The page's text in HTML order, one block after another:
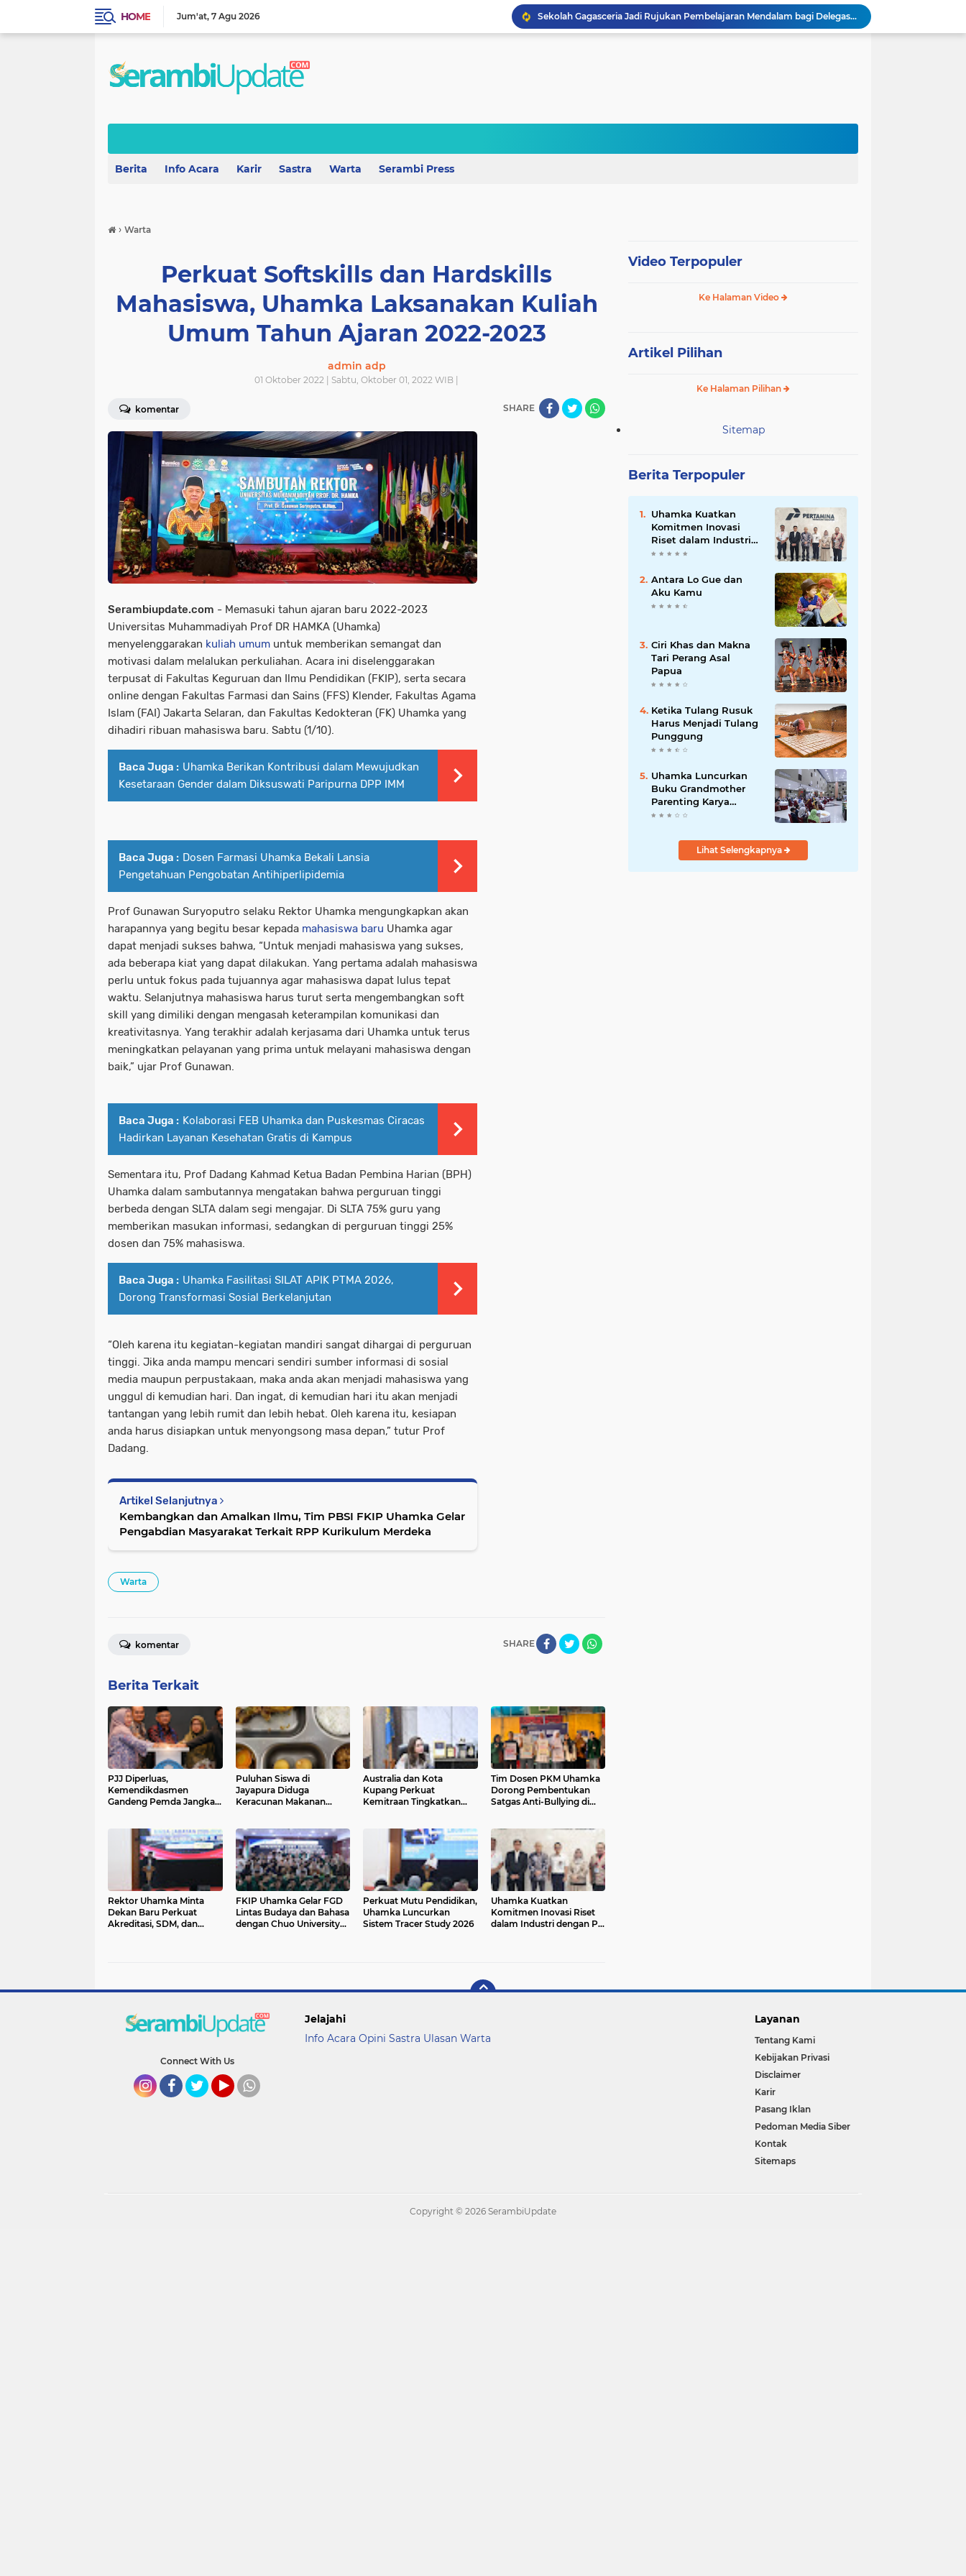
HOME Jum'at 7 Agu 2026
Sekolah Gagasceria Jadi Rujukan Pembelajaran Mendalam bagi Delegasi Malaysia
PJJ Diperluas, Kemendikdasmen Gandeng Pemda Jangkau Anak Tidak Sekolah
Uhamka Kuatkan Komitmen Inovasi Riset dalam Industri dengan PT. Pertamina
Berita Info Acara Karir Sastra Warta Serambi Press
› Warta
Perkuat Softskills dan Hardskills
Mahasiswa, Uhamka Laksanakan Kuliah
Umum Tahun Ajaran 2022-2023
admin adp
01 Oktober 2022 | Sabtu, Oktober 01, 2022 WIB |
komentar SHARE
Serambiupdate.com - Memasuki tahun ajaran baru 2022-2023
Universitas Muhammadiyah Prof DR HAMKA (Uhamka)
menyelenggarakan kuliah umum untuk memberikan semangat dan
motivasi dalam melalukan perkuliahan. Acara ini diselenggarakan
terpusat di Fakultas Keguruan dan Ilmu Pendidikan (FKIP), serta secara
online dengan Fakultas Farmasi dan Sains (FFS) Klender, Fakultas Agama
Islam (FAI) Jakarta Selaran, dan Fakultas Kedokteran (FK) Uhamka yang
dihadiri ribuan mahasiswa baru. Sabtu (1/10).
Baca Juga : Uhamka Berikan Kontribusi dalam Mewujudkan
Kesetaraan Gender dalam Diksuswati Paripurna DPP IMM
Baca Juga : Dosen Farmasi Uhamka Bekali Lansia
Pengetahuan Pengobatan Antihiperlipidemia
Prof Gunawan Suryoputro selaku Rektor Uhamka mengungkapkan akan
harapannya yang begitu besar kepada mahasiswa baru Uhamka agar
dapat menjadi sukses bahwa, “Untuk menjadi mahasiswa yang sukses,
ada beberapa kiat yang dapat dilakukan. Yang pertama adalah mahasiswa
perlu untuk fokus pada tujuannya agar mahasiswa dapat lulus tepat
waktu. Selanjutnya mahasiswa harus turut serta mengembangkan soft
skill yang dimiliki dengan mengasah keterampilan komunikasi dan
kreativitasnya. Yang terakhir adalah kerjasama dari Uhamka untuk terus
meningkatkan pelayanan yang prima untuk melayani mahasiswa dengan
baik,” ujar Prof Gunawan.
Baca Juga : Kolaborasi FEB Uhamka dan Puskesmas Ciracas
Hadirkan Layanan Kesehatan Gratis di Kampus
Sementara itu, Prof Dadang Kahmad Ketua Badan Pembina Harian (BPH)
Uhamka dalam sambutannya mengatakan bahwa perguruan tinggi
berbeda dengan SLTA dalam segi mengajar. Di SLTA 75% guru yang
memberikan masukan informasi, sedangkan di perguruan tinggi 25%
dosen dan 75% mahasiswa.
Baca Juga : Uhamka Fasilitasi SILAT APIK PTMA 2026,
Dorong Transformasi Sosial Berkelanjutan
“Oleh karena itu kegiatan-kegiatan mandiri sangat dihargai di perguruan
tinggi. Jika anda mampu mencari sendiri sumber informasi di sosial
media maupun perpustakaan, maka anda akan menjadi mahasiswa yang
unggul di kemudian hari. Dan ingat, di kemudian hari itu akan menjadi
tantangan yang lebih rumit dan lebih hebat. Oleh karena itu, kesiapan
anda harus disiapkan untuk menyongsong masa depan,” tutur Prof
Dadang.
Artikel Selanjutnya
Kembangkan dan Amalkan Ilmu, Tim PBSI FKIP Uhamka Gelar
Pengabdian Masyarakat Terkait RPP Kurikulum Merdeka
Warta
SHARE
komentar
Berita Terkait
PJJ Diperluas,
Kemendikdasmen
Gandeng Pemda Jangkau
Puluhan Siswa di
Jayapura Diduga
Keracunan Makanan
Australia dan Kota
Kupang Perkuat
Kemitraan Tingkatkan
Tim Dosen PKM Uhamka
Dorong Pembentukan
Satgas Anti-Bullying di
Rektor Uhamka Minta
Dekan Baru Perkuat
Akreditasi, SDM, dan
FKIP Uhamka Gelar FGD
Lintas Budaya dan Bahasa
dengan Chuo University
Perkuat Mutu Pendidikan,
Uhamka Luncurkan
Sistem Tracer Study 2026
Uhamka Kuatkan
Komitmen Inovasi Riset
dalam Industri dengan PT.
Video Terpopuler
Ke Halaman Video
Artikel Pilihan
Ke Halaman Pilihan
Sitemap
Berita Terpopuler
Uhamka Kuatkan
Komitmen Inovasi
Riset dalam Industri
dengan PT. Pertamina
Antara Lo Gue dan
Aku Kamu
Ciri Khas dan Makna
Tari Perang Asal
Papua
Ketika Tulang Rusuk
Harus Menjadi Tulang
Punggung
Uhamka Luncurkan
Buku Grandmother
Parenting Karya
Chandrawaty
Lihat Selengkapnya
Connect With Us
Jelajahi
Info Acara Opini Sastra Ulasan Warta
Layanan
Tentang Kami
Kebijakan Privasi
Disclaimer
Karir
Pasang Iklan
Pedoman Media Siber
Kontak
Sitemaps
Copyright © 2026 SerambiUpdate